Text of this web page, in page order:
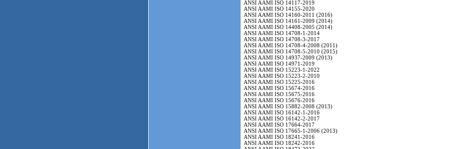
ANSI AAMI ISO 14117-2019
ANSI AAMI ISO 14155-2020
ANSI AAMI ISO 14160-2011 (2016)
ANSI AAMI ISO 14161-2009 (2014)
ANSI AAMI ISO 14408-2005 (2014)
ANSI AAMI ISO 14708-1-2014
ANSI AAMI ISO 14708-3-2017
ANSI AAMI ISO 14708-4-2008 (2011)
ANSI AAMI ISO 14708-5-2010 (2015)
ANSI AAMI ISO 14937-2009 (2013)
ANSI AAMI ISO 14971-2019
ANSI AAMI ISO 15223-1-2022
ANSI AAMI ISO 15223-2-2010
ANSI AAMI ISO 15225-2016
ANSI AAMI ISO 15674-2016
ANSI AAMI ISO 15675-2016
ANSI AAMI ISO 15676-2016
ANSI AAMI ISO 15882-2008 (2013)
ANSI AAMI ISO 16142-1-2016
ANSI AAMI ISO 16142-2-2017
ANSI AAMI ISO 17664-2017
ANSI AAMI ISO 17665-1-2006 (2013)
ANSI AAMI ISO 18241-2016
ANSI AAMI ISO 18242-2016